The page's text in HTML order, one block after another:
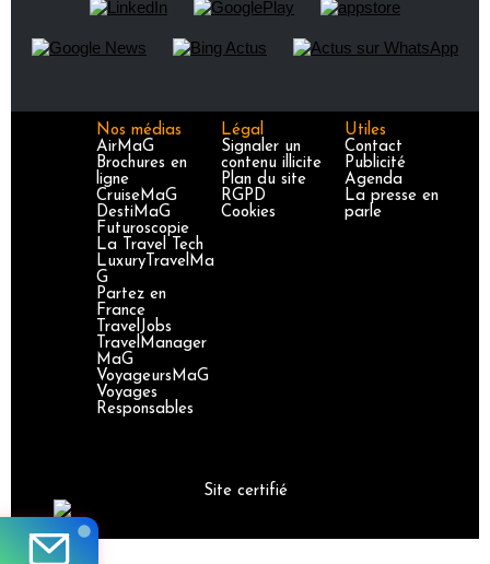
Nos médias
AirMaG
Brochures en
ligne
CruiseMaG
DestiMaG
Futuroscopie
La Travel Tech
LuxuryTravelMa
G
Partez en
France
TravelJobs
TravelManager
MaG
VoyageursMaG
Voyages
Responsables
Légal
Signaler un
contenu illicite
Plan du site
RGPD
Cookies
Utiles
Contact
Publicité
Agenda
La presse en
parle
Site certifié